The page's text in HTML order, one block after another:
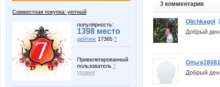
Совместная покупка: уютный
популярность:
1398 место
рейтинг 17365 ?
Привилегированный
пользователь 7
уровня
3 комментария
Olichkagol
Добрый
Добрый